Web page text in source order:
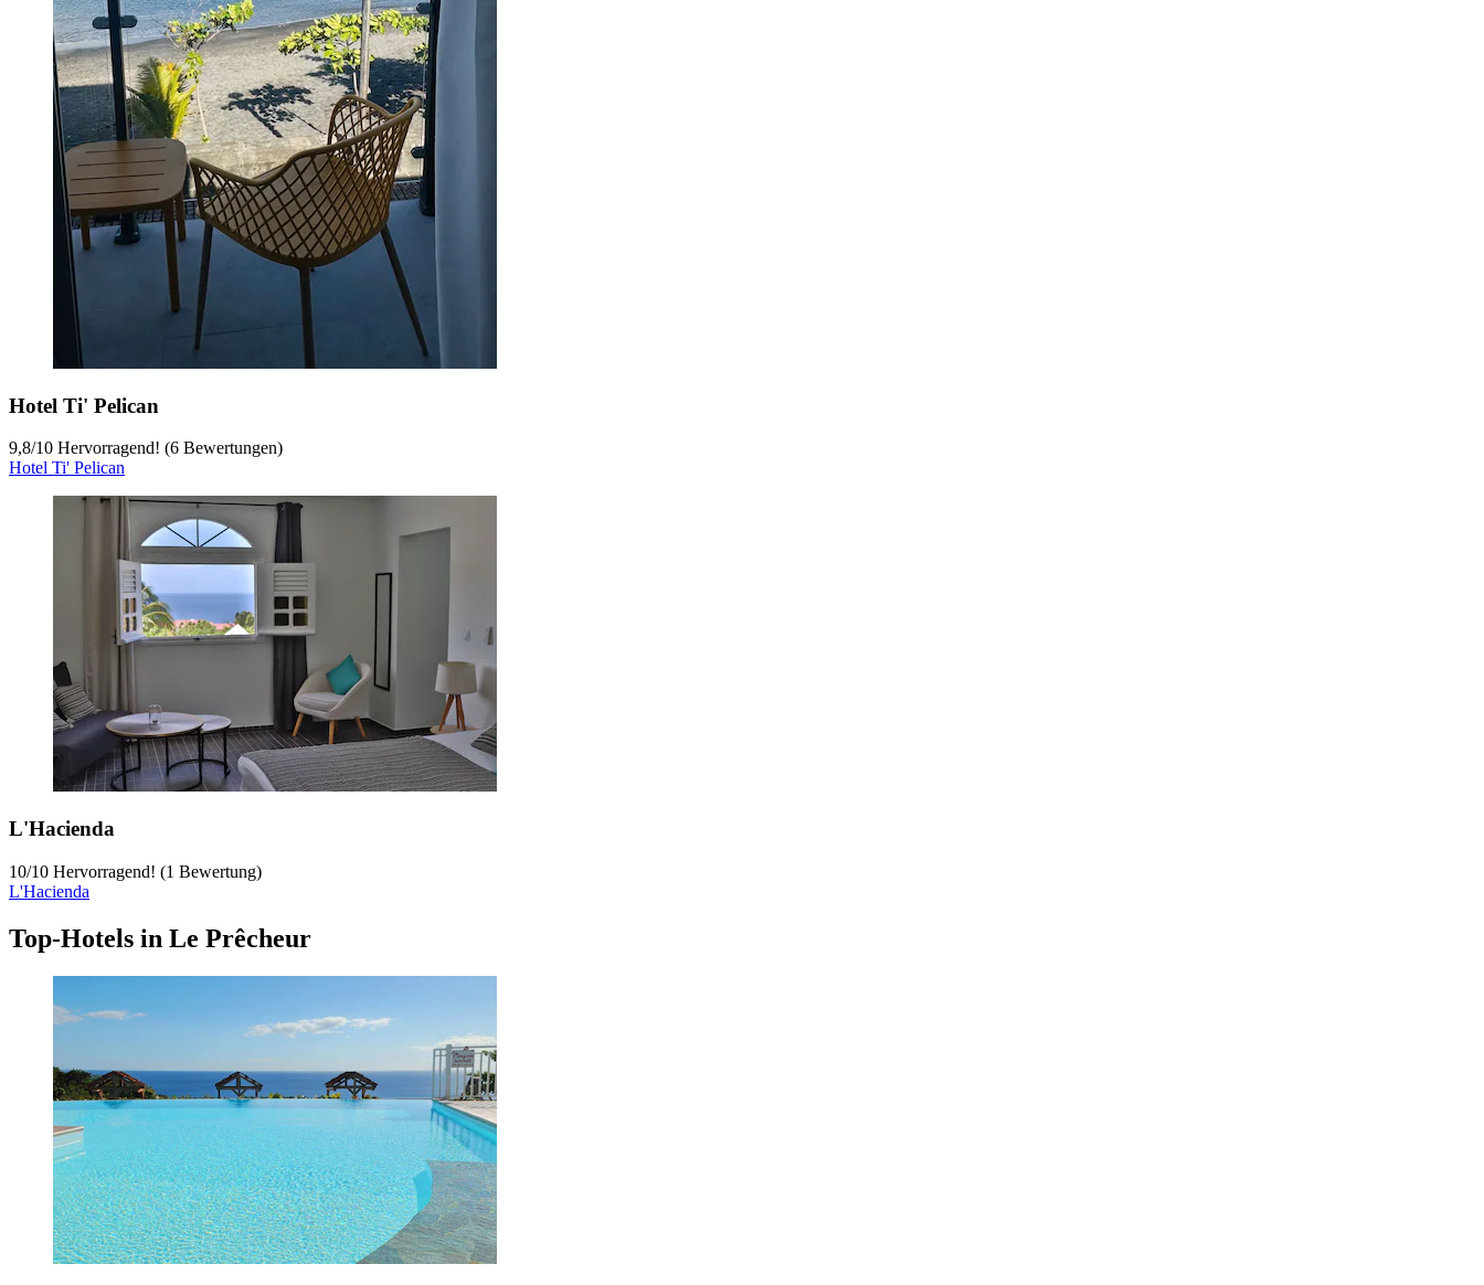
Hotel Ti' Pelican
9,8/10 Hervorragend! (6 Bewertungen)
Hotel Ti' Pelican
L'Hacienda
10/10 Hervorragend! (1 Bewertung)
L'Hacienda
Top-Hotels in Le Prêcheur